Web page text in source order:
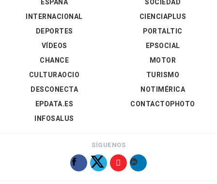
ESPAÑA
INTERNACIONAL
DEPORTES
VÍDEOS
SOCIEDAD
CIENCIAPLUS
PORTALTIC
EPSOCIAL
CHANCE
CULTURAOCIO
DESCONECTA
EPDATA.ES
INFOSALUS
MOTOR
TURISMO
NOTIMÉRICA
CONTACTOPHOTO
SÍGUENOS